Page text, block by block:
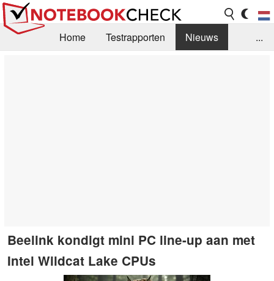
Home Testrapporten
Nieuws
...
Beelink kondigt mini PC line-up aan met
Intel Wildcat Lake CPUs